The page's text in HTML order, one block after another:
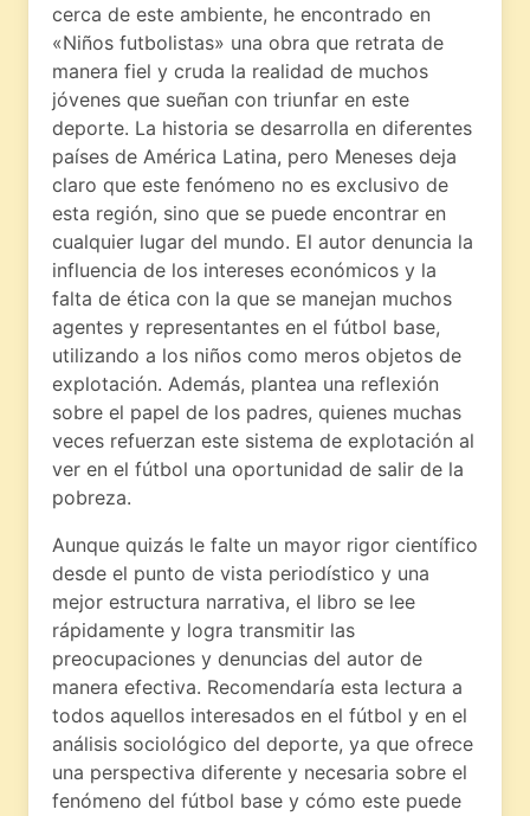
cerca de este ambiente, he encontrado en
«Niños futbolistas» una obra que retrata de
manera fiel y cruda la realidad de muchos
jóvenes que sueñan con triunfar en este
deporte. La historia se desarrolla en diferentes
países de América Latina, pero Meneses deja
claro que este fenómeno no es exclusivo de
esta región, sino que se puede encontrar en
cualquier lugar del mundo. El autor denuncia la
influencia de los intereses económicos y la
falta de ética con la que se manejan muchos
agentes y representantes en el fútbol base,
utilizando a los niños como meros objetos de
explotación. Además, plantea una reflexión
sobre el papel de los padres, quienes muchas
veces refuerzan este sistema de explotación al
ver en el fútbol una oportunidad de salir de la
pobreza.
Aunque quizás le falte un mayor rigor científico
desde el punto de vista periodístico y una
mejor estructura narrativa, el libro se lee
rápidamente y logra transmitir las
preocupaciones y denuncias del autor de
manera efectiva. Recomendaría esta lectura a
todos aquellos interesados en el fútbol y en el
análisis sociológico del deporte, ya que ofrece
una perspectiva diferente y necesaria sobre el
fenómeno del fútbol base y cómo este puede